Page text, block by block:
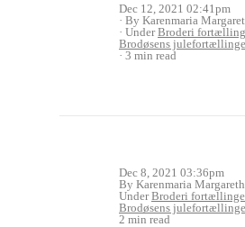
Dec 12, 2021 02:41pm
By Karenmaria
UnderBroderi
Brodøsens
3 min read
Dec 8, 2021 03:36pm
By Karenmaria Margareth
UnderBroderi
Brodøsens
2 min read